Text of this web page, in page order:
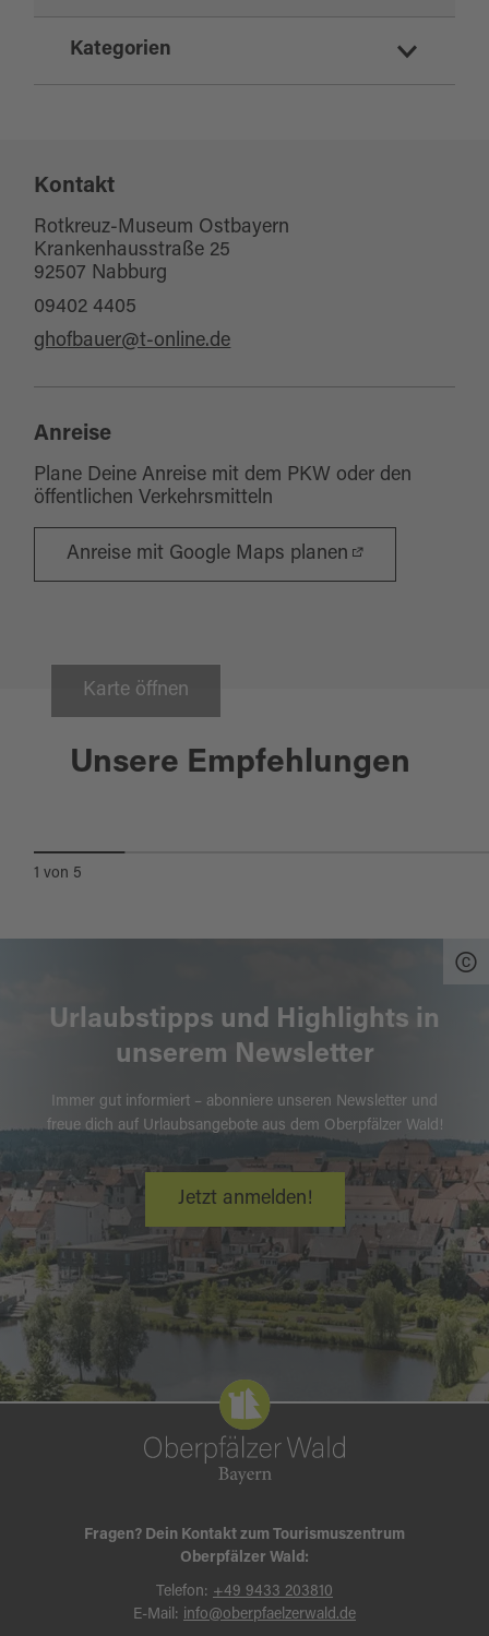
Kategorien
Kontakt
Rotkreuz-Museum Ostbayern
Krankenhausstraße 25
92507 Nabburg
09402 4405
ghofbauer@t-online.de
Anreise
Plane Deine Anreise mit dem PKW oder den
öffentlichen Verkehrsmitteln
Anreise mit Google Maps planen
Karte öffnen
Unsere Empfehlungen
Nabburg
KLEINE OBERPFÄLZER WALD-
1 von 5
Urlaubstipps und Highlights in
unserem Newsletter
Immer gut informiert – abonniere unseren Newsletter und
freue dich auf Urlaubsangebote aus dem Oberpfälzer Wald!
Jetzt anmelden!
Fragen? Dein Kontakt zum Tourismuszentrum
Oberpfälzer Wald:
Telefon: +49 9433 203810
E-Mail: info@oberpfaelzerwald.de